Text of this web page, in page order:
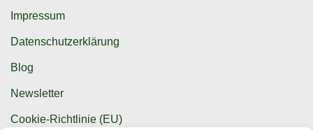
Impressum
Datenschutzerklärung
Blog
Newsletter
Cookie-Richtlinie (EU)